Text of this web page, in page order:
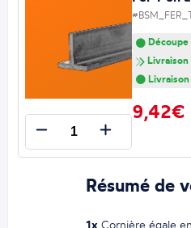
Découpe
Livraison
Livraison
9,42€
Résumé de
1x Cornière égale